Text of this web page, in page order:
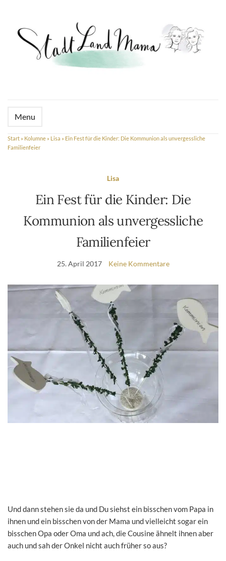
Menu
Start » Kolumne » Lisa » Ein Fest für die Kinder: Die Kommunion als unvergessliche
Familienfeier
Lisa
Ein Fest für die Kinder: Die
Kommunion als unvergessliche
Familienfeier
25. April 2017 Keine Kommentare
Und dann stehen sie da und Du siehst ein bisschen vom Papa in
ihnen und ein bisschen von der Mama und vielleicht sogar ein
bisschen Opa oder Oma und ach, die Cousine ähnelt ihnen aber
auch und sah der Onkel nicht auch früher so aus?